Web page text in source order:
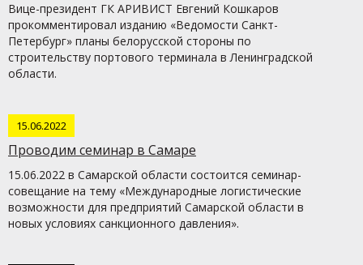
Вице-президент ГК АРИВИСТ Евгений Кошкаров
прокомментировал изданию «Ведомости Санкт-
Петербург» планы белорусской стороны по
строительству портового терминала в Ленинградской
области.
15.06.2022
Проводим семинар в Самаре
15.06.2022 в Самарской области состоится семинар-
совещание на тему «Международные логистические
возможности для предприятий Самарской области в
новых условиях санкционного давления».